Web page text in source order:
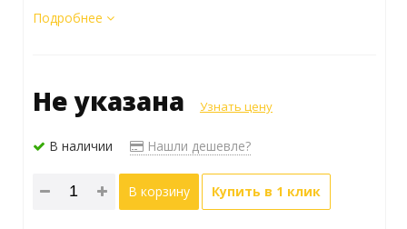
Подробнее
Не указана Узнать цену
В наличии Нашли дешевле?
В корзину Купить в 1 клик